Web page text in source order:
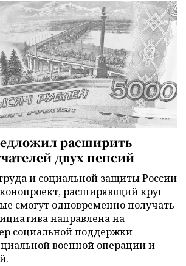
расширить
двух пенсий
и социальной защиты России
расширяющий круг
смогут одновременно получать
направлена на
социальной поддержки
военной операции и